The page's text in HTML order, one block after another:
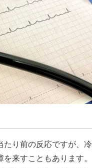
たり前の反応ですが、冷
来すこともあります。